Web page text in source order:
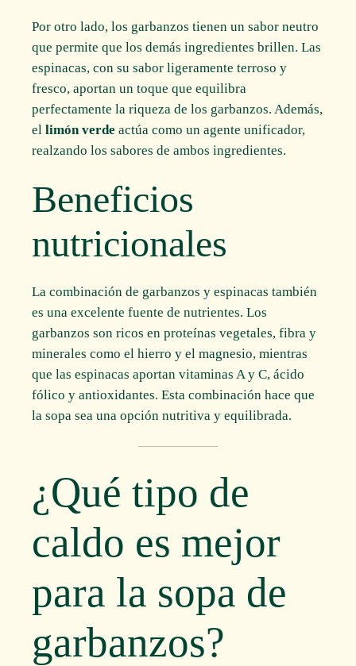
Por otro lado, los garbanzos tienen un sabor neutro
que permite que los demás ingredientes brillen. Las
espinacas, con su sabor ligeramente terroso y
fresco, aportan un toque que equilibra
perfectamente la riqueza de los garbanzos. Además,
ellimón verde actúa como un agente unificador,
realzando los sabores de ambos ingredientes.
Beneficios
nutricionales
La combinación de garbanzos y espinacas también
es una excelente fuente de nutrientes. Los
garbanzos son ricos en proteínas vegetales, fibra y
minerales como el hierro y el magnesio, mientras
que las espinacas aportan vitaminas A y C, ácido
fólico y antioxidantes. Esta combinación hace que
la sopa sea una opción nutritiva y equilibrada.
¿Qué tipo de
caldo es mejor
para la sopa de
garbanzos?